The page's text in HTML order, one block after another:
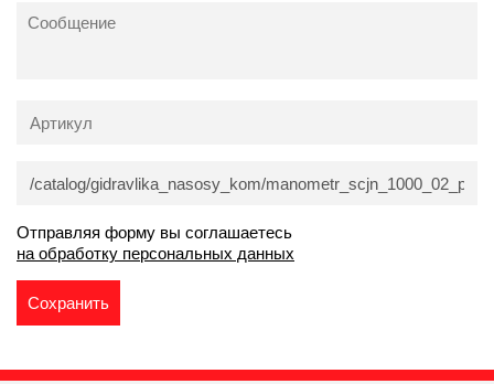
Отправляя форму вы соглашаетесь
на обработку персональных данных